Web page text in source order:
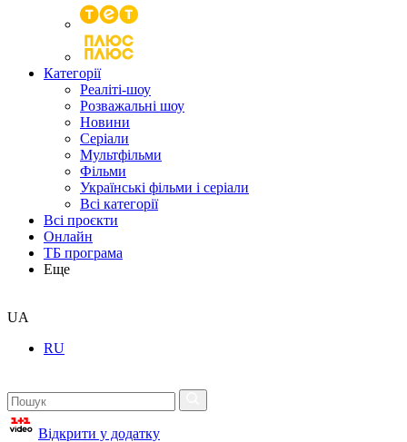
Категорії
Реаліті-шоу
Розважальні шоу
Новини
Серіали
Мультфільми
Фільми
Українські фільми і серіали
Всі категорії
Всі проєкти
Онлайн
ТБ програма
Еще
UA
RU
Відкрити у додатку